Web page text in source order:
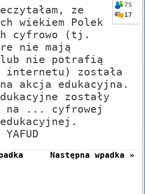
75
17
ze
wiekiem Polek
cyfrowo (tj.
nie mają
lub nie potrafią
internetu) została
akcja edukacyjna.
zostały
na ... cyfrowej
Następna wpadka »